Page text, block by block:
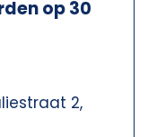
op 30
2,